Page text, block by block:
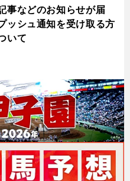
事などのお知らせが届
ッシュ通知を受け取る方
いて